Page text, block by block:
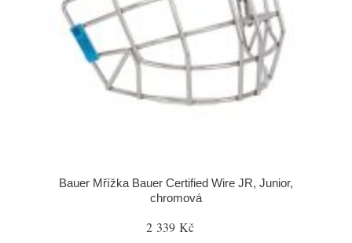
Bauer Mřížka Bauer Certified Wire JR, Junior,
chromová
2 339 Kč